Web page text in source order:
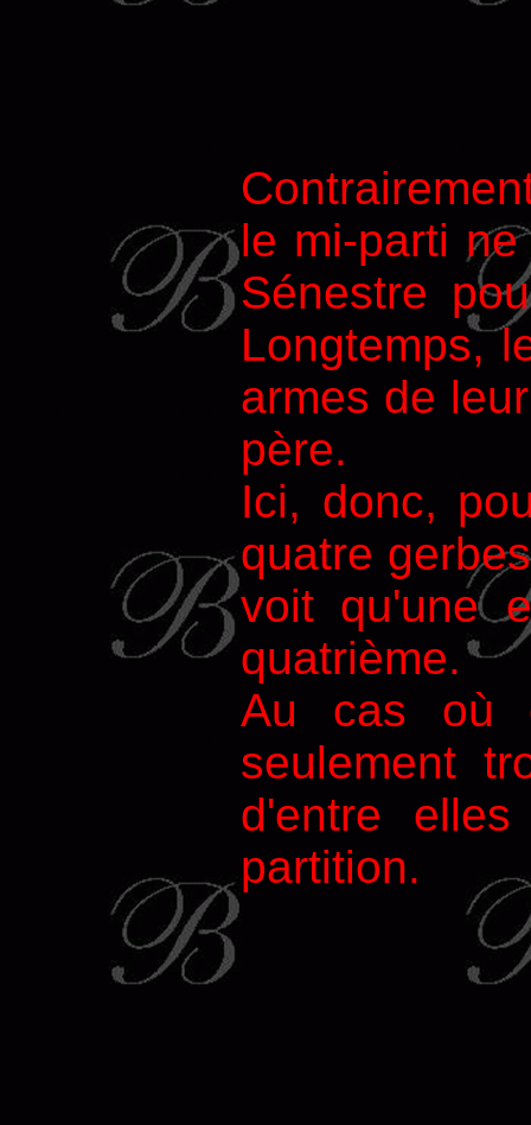
le mi-parti
Sénestre
Longtemps,
armes de
père.
Ici, donc,
quatre
voit qu'une
quatrième.
Au cas où
seulement
d'entre
partition.